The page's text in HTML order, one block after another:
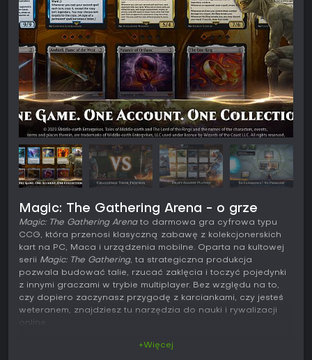
Magic: The Gathering Arena - o grze
Magic: The Gathering Arenato darmowa gra cyfrowa typu
CCG, która przenosi klasyczną zabawę z kolekcjonerskich
kart na PC, Maca i urządzenia mobilne. Oparta na kultowej
serii Magic: The Gathering, ta strategiczna produkcja
pozwala budować talie, rzucać zaklęcia i toczyć pojedynki
z innymi graczami w trybie multiplayer. Bez względu na to,
czy dopiero zaczynasz przygodę z karciankami, czy jesteś
weteranem, znajdziesz tu narzędzia do nauki i rywalizacji
online.
+Więcej